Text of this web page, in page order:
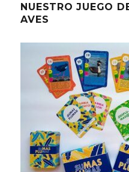
NUESTRO JUEGO
AVES